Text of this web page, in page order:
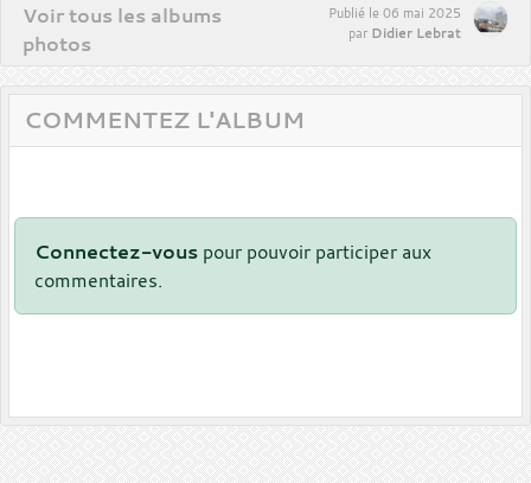
Voir tous les albums
photos
Publié le 06 mai 2025
par Didier Lebrat
COMMENTEZ L'ALBUM
Connectez-vous pour pouvoir participer aux
commentaires.